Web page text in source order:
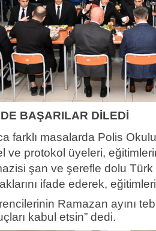
BAŞARILAR DİLEDİ
farklı masalarda Polis
ve protokol üyeleri,
şan ve şerefle dolu Türk
ifade ederek,
Ramazan ayını
kabul etsin” dedi.